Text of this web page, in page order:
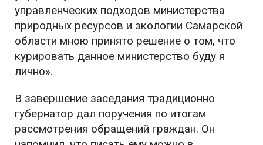
управленческих подходов министерства
природных ресурсов и экологии Самарской
области мною принято решение о том, что
курировать данное министерство буду я
лично».
В завершение заседания традиционно
губернатор дал поручения по итогам
рассмотрения обращений граждан. Он